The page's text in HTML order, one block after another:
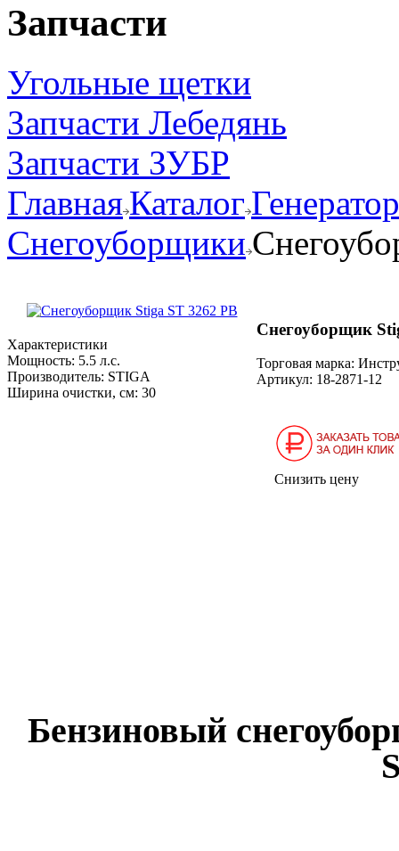
Запчасти
Угольные щетки
Запчасти Лебедянь
Запчасти ЗУБР
ГлавнаяКаталог
Снегоуборщики
Характеристики
Мощность: 5.5 л.с.
Производитель: STIGA
Ширина очистки, см: 30
Снегоуборщик
Торговая марка:
Артикул: 18-2871-12
Снизить цену
Бензиновый